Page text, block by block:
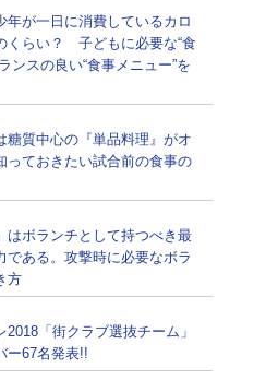
年が一日に消費しているカロ
くらい？ 子どもに必要な“食
ンスの良い“食事メニュー”を
糖質中心の『単品料理』がオ
っておきたい試合前の食事の
はボランチとして持つべき最
である。攻撃時に必要なボラ
方
2018「街クラブ選抜チーム」
ー67名発表!!